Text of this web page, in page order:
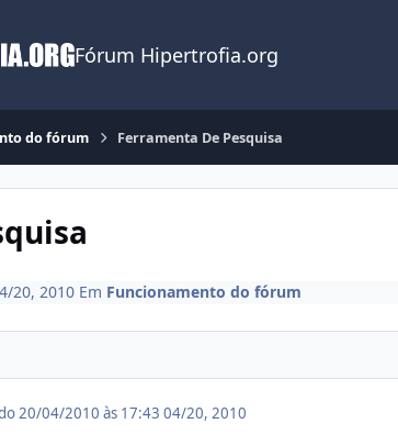
Fórum Hipertrofia.org
do fórum Ferramenta De Pesquisa
20, 2010 Em Funcionamento do fórum
20/04/2010 às 17:43 04/20, 2010